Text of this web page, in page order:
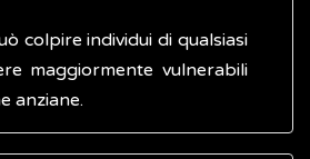
colpire individui di qualsiasi
maggiormente vulnerabili
anziane.